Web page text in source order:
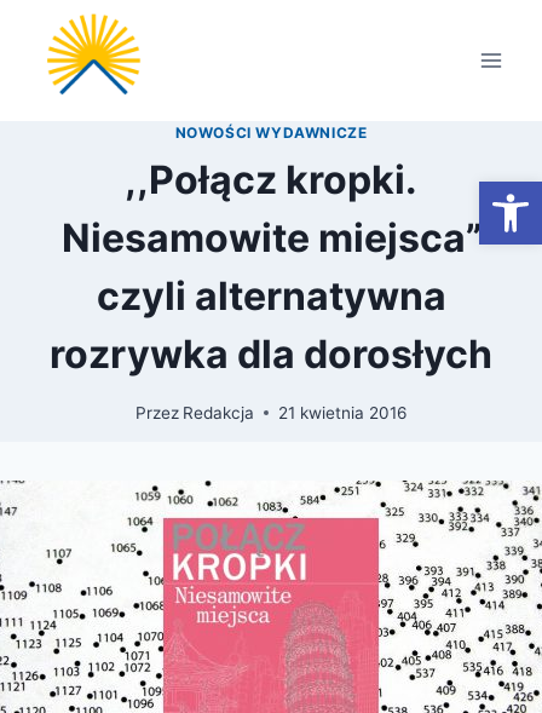
Przejdź
treści
NOWOŚCI WYDAWNICZE
,,Połącz kropki.
Niesamowite miejsca”
czyli alternatywna
rozrywka dla dorosłych
Przez Redakcja 21 kwietnia 2016